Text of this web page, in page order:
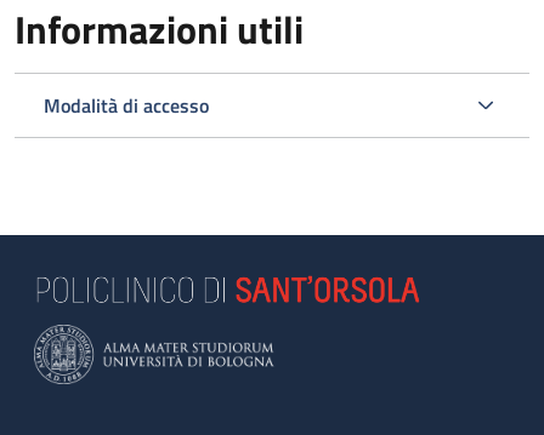
Informazioni utili
Modalità di accesso